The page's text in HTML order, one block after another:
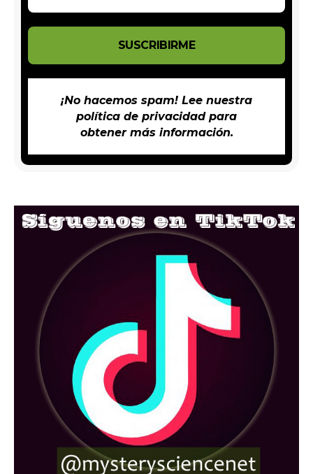
¡No hacemos spam! Lee nuestra
política de privacidadpara
obtener más información.